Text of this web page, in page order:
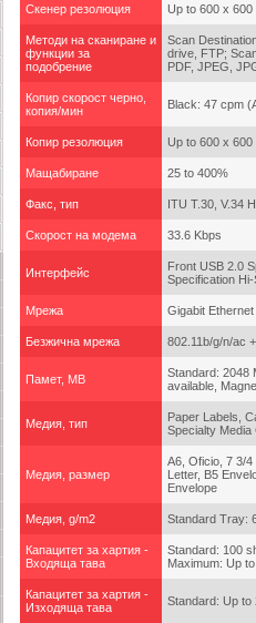
Скенер резолюция Up to 600 x 600
Методи на сканиране и
функции за
подобрение
Scan
drive, FTP;
PDF, JPEG,
Копир скорост черно,
копия/мин
Black: 47 cpm
Копир резолюция Up to 600 x 600
Мащабиране 25 to 400%
Факс, тип ITU T.30, V.34
Скорост на модема 33.6 Kbps
Интерфейс
Front USB 2.0
Specification
Мрежа Gigabit
Безжична мрежа 802.11b/g/n/ac
Памет, MB
Standard: 2048
available,
Медия, тип
Paper Labels,
Specialty Media
Медия, размер
A6, Oficio, 7 3/4
Letter, B5
Envelope
Медия, g/m2 Standard Tray:
Капацитет за хартия -
Входяща тава
Standard: 100
Maximum: Up
Капацитет за хартия -
Изходяща тава
Standard: Up